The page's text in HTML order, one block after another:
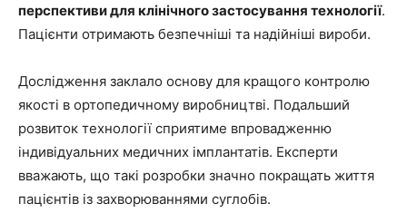
перспективи для клінічного застосування технології.
Пацієнти отримають безпечніші та надійніші вироби.
Дослідження заклало основу для кращого контролю
якості в ортопедичному виробництві. Подальший
розвиток технології сприятиме впровадженню
індивідуальних медичних імплантатів. Експерти
вважають, що такі розробки значно покращать життя
пацієнтів із захворюваннями суглобів.